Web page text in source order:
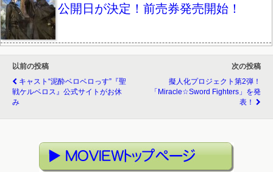
公開日が決定！前売券発売開始！
以前の投稿
キャスト“泥酔ベロベロっす”『聖
戦ケルベロス』公式サイトがお休
み
次の投稿
擬人化プロジェクト第2弾！
「Miracle☆sword Fighters」を発
表！